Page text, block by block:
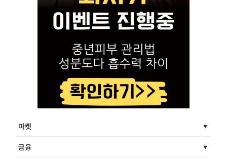
마켓
금융